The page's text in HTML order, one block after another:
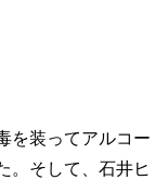
を装ってアルコー
。そして、石井ヒ